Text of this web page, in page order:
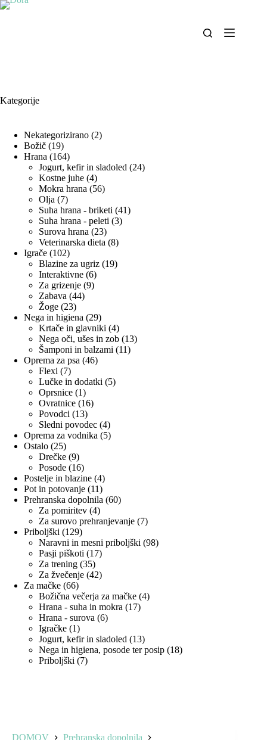
Skip
DOMOV
Prehranska dopolnila
Kategorije
Nekategorizirano 22
Božič 1919
izdelkov
Hrana 164164
izdelkov
Jogurt, kefir in sladoled 2424
Kostne juhe 44
izdelki
Mokra hrana 5656
Olja 77
izdelkov
Suha hrana - briketi 4141
Suha hrana - peleti 33
Surova hrana 2323
izdelkov
Veterinarska dieta 88
Igrače 102102
izdelka
Blazine za ugriz 1919
Interaktivne 66
izdelkov
Za grizenje 99
Zabava 4444
Žoge 2323
izdelkov
Nega in higiena 2929
izdelkov
Krtače in glavniki 44
izdelki
Nega oči, ušes in zob 1313
Šamponi in balzami 1111
Oprema za psa 4646
Flexi 77
izdelkov
Lučke in dodatki 55
Oprsnice 11
izdelek
Ovratnice 1616
Povodci 1313
izdelkov
Sledni povodec 44
izdelki
Oprema za vodnika 55
Ostalo 2525
izdelkov
Drečke 99
izdelkov
Posode 1616
izdelkov
Postelje in blazine 44
izdelki
Pot in potovanje 1111
izdelkov
Prehranska dopolnila 6060
Za pomiritev 44
izdelki
Za surovo prehranjevanje 77
Priboljški 129129
izdelkov
Naravni in mesni priboljški 9898
Pasji piškoti 1717
Za trening 3535
izdelkov
Za žvečenje 4242
Za mačke 6666
izdelkov
Božična večerja za mačke 44
Hrana - suha in mokra 1717
Hrana - surova 66
Igračke 11
izdelek
Jogurt, kefir in sladoled 1313
izdelkov
Nega in higiena, posode ter posip 1818
Priboljški 77